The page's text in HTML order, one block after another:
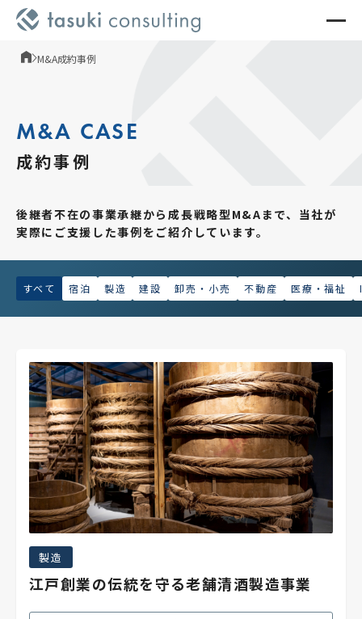
M&A成約事例
M&A CASE
成約事例
後継者不在の事業承継から成長戦略型M&Aまで、 当社が
実際にご支援した事例をご紹介しています。
すべて 宿泊 製造 建設 卸売・小売 不動産 医療・福祉
製造
江戸創業の伝統を守る老舗清酒製造事業